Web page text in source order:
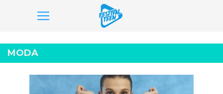
para
o
conteúdo
MODA